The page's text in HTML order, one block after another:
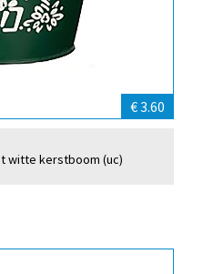
€ 3.60
witte kerstboom (uc)